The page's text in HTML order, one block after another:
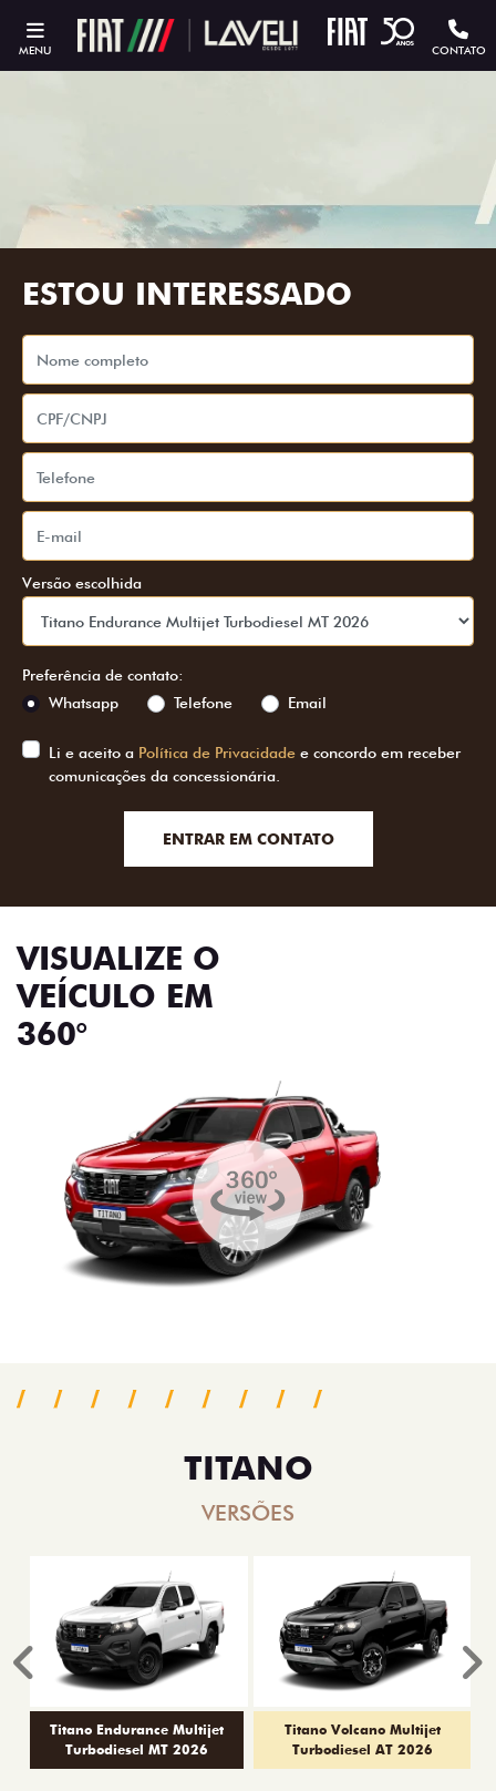
MENU CONTATO
ESTOU INTERESSADO
Versão escolhida
Preferência de contato:
Whatsapp
Telefone Email
Li e aceito a Política de Privacidade e concordo em receber
comunicações da concessionária.
ENTRAR EM CONTATO
VISUALIZE O
VEÍCULO EM
360°
TITANO
VERSÕES
Titano Endurance Multijet
Turbodiesel MT 2026
Titano Volcano Multijet
Turbodiesel AT 2026
Anterior